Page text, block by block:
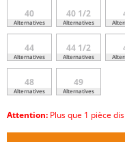
40
Alternatives
40 1/2
Alternatives
44
Alternatives
44 1/2
Alternatives
48
Alternatives
49
Alternatives
Attention: Plus que 1 pièce